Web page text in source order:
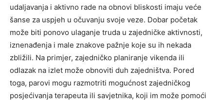
udaljavanja i aktivno rade na obnovi bliskosti imaju veće
šanse za uspjeh u očuvanju svoje veze. Dobar početak
može biti ponovo ulaganje truda u zajedničke aktivnosti,
iznenađenja i male znakove pažnje koje su ih nekada
zbližili. Na primjer, zajedničko planiranje vikenda ili
odlazak na izlet može obnoviti duh zajedništva. Pored
toga, parovi mogu razmotriti mogućnost zajedničkog
posjećivanja terapeuta ili savjetnika, koji im može pomoći